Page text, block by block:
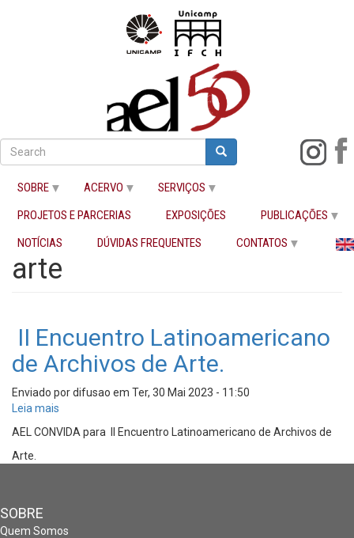
para
principal
Buscar
Search Search
SOBRE ACERVO
SERVIÇOS
PROJETOS E PARCERIAS
EXPOSIÇÕES
PUBLICAÇÕES
NOTÍCIAS
DÚVIDAS FREQUENTES CONTATOS
arte
II Encuentro Latinoamericano
de Archivos de Arte.
Enviado pordifusao em Ter, 30 Mai 2023 - 11:50
Leia mais
Encuentro
AEL CONVIDA para II Encuentro Latinoamericano de Archivos de
Arte.
SOBRE
Quem Somos